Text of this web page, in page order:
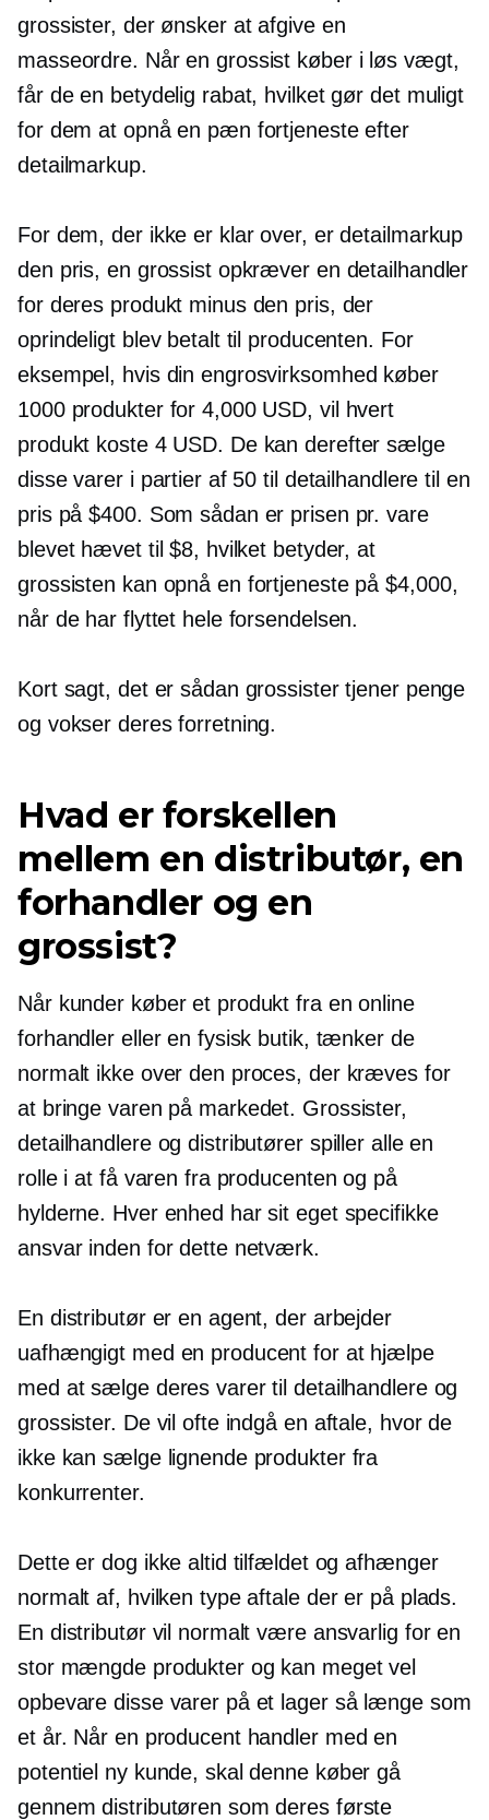
grossister, der ønsker at afgive en
masseordre. Når en grossist køber i løs vægt,
får de en betydelig rabat, hvilket gør det muligt
for dem at opnå en pæn fortjeneste efter
detailmarkup.
For dem, der ikke er klar over, er detailmarkup
den pris, en grossist opkræver en detailhandler
for deres produkt minus den pris, der
oprindeligt blev betalt til producenten. For
eksempel, hvis din engrosvirksomhed køber
1000 produkter for 4,000 USD, vil hvert
produkt koste 4 USD. De kan derefter sælge
disse varer i partier af 50 til detailhandlere til en
pris på $400. Som sådan er prisen pr. vare
blevet hævet til $8, hvilket betyder, at
grossisten kan opnå en fortjeneste på $4,000,
når de har flyttet hele forsendelsen.
Kort sagt, det er sådan grossister tjener penge
og vokser deres forretning.
Hvad er forskellen
mellem en distributør, en
forhandler og en
grossist?
Når kunder køber et produkt fra en online
forhandler eller en fysisk butik, tænker de
normalt ikke over den proces, der kræves for
at bringe varen på markedet. Grossister,
detailhandlere og distributører spiller alle en
rolle i at få varen fra producenten og på
hylderne. Hver enhed har sit eget specifikke
ansvar inden for dette netværk.
En distributør er en agent, der arbejder
uafhængigt med en producent for at hjælpe
med at sælge deres varer til detailhandlere og
grossister. De vil ofte indgå en aftale, hvor de
ikke kan sælge lignende produkter fra
konkurrenter.
Dette er dog ikke altid tilfældet og afhænger
normalt af, hvilken type aftale der er på plads.
En distributør vil normalt være ansvarlig for en
stor mængde produkter og kan meget vel
opbevare disse varer på et lager så længe som
et år. Når en producent handler med en
potentiel ny kunde, skal denne køber gå
gennem distributøren som deres første